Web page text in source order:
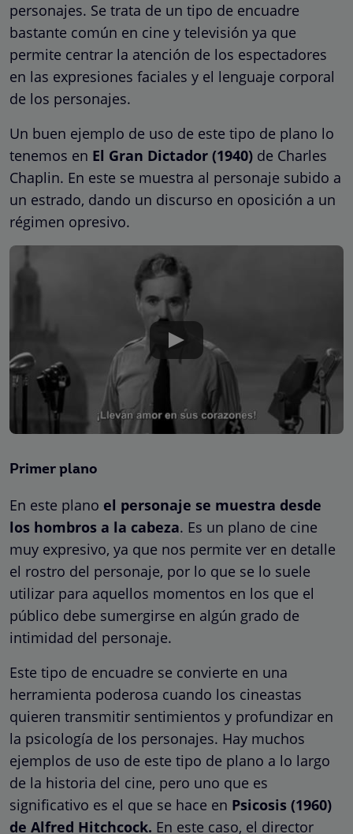
personajes. Se trata de un tipo de encuadre
bastante común en cine y televisión ya que
permite centrar la atención de los espectadores
en las expresiones faciales y el lenguaje corporal
de los personajes.
Un buen ejemplo de uso de este tipo de plano lo
tenemos en El Gran Dictador (1940) de Charles
Chaplin. En este se muestra al personaje subido a
un estrado, dando un discurso en oposición a un
régimen opresivo.
Primer plano
En este plano el personaje se muestra desde
los hombros a la cabeza. Es un plano de cine
muy expresivo, ya que nos permite ver en detalle
el rostro del personaje, por lo que se lo suele
utilizar para aquellos momentos en los que el
público debe sumergirse en algún grado de
intimidad del personaje.
Este tipo de encuadre se convierte en una
herramienta poderosa cuando los cineastas
quieren transmitir sentimientos y profundizar en
la psicología de los personajes. Hay muchos
ejemplos de uso de este tipo de plano a lo largo
de la historia del cine, pero uno que es
significativo es el que se hace en Psicosis (1960)
de Alfred Hitchcock. En este caso, el director